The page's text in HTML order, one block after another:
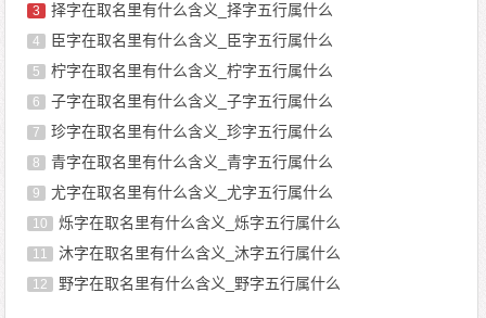
3 择字在取名里有什么含义_择字五行属什么
4 臣字在取名里有什么含义_臣字五行属什么
5 柠字在取名里有什么含义_柠字五行属什么
6 子字在取名里有什么含义_子字五行属什么
7 珍字在取名里有什么含义_珍字五行属什么
8 青字在取名里有什么含义_青字五行属什么
9 尤字在取名里有什么含义_尤字五行属什么
10 烁字在取名里有什么含义_烁字五行属什么
11 沐字在取名里有什么含义_沐字五行属什么
12 野字在取名里有什么含义_野字五行属什么